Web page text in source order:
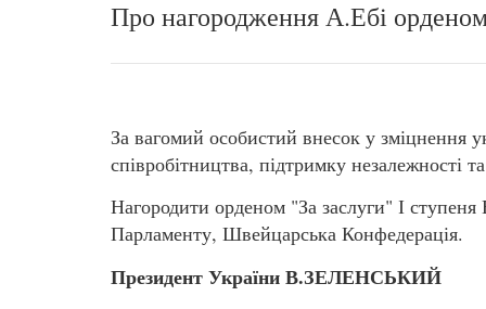
Про нагородження А.Ебі
За вагомий особистий внесок у зміцнення
співробітництва, підтримку незалежності
Нагородити орденом "За заслуги" І
Парламенту, Швейцарська Конфедерація.
Президент України В.ЗЕЛЕНСЬКИЙ